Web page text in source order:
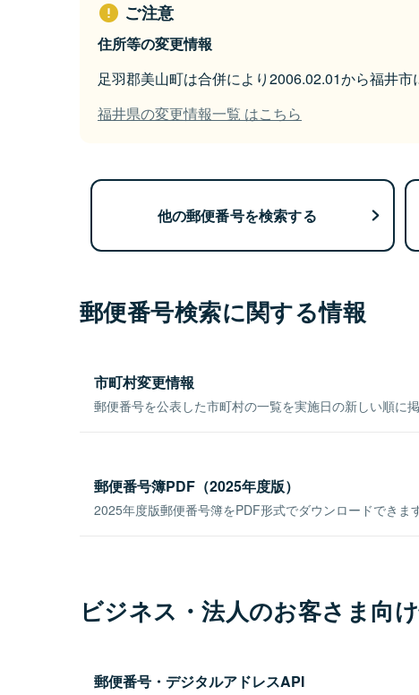
ご注意
住所等の変更情報
足羽郡美山町は合併により2006.02.01から福井市
福井県の変更情報一覧 はこちら
他の郵便番号を検索する
郵便番号検索に関する情報
市町村変更情報
郵便番号を公表した市町村の一覧を実施日の新しい順に掲
郵便番号簿PDF（2025年度版）
2025年度版郵便番号簿をPDF形式でダウンロードできます
ビジネス・法人のお客さま向
郵便番号・デジタルアドレスAPI